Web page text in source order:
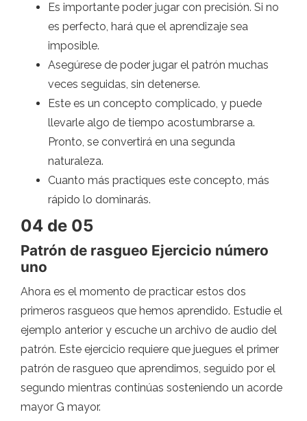
Es importante poder jugar con precisión. Si no
es perfecto, hará que el aprendizaje sea
imposible.
Asegúrese de poder jugar el patrón muchas
veces seguidas, sin detenerse.
Este es un concepto complicado, y puede
llevarle algo de tiempo acostumbrarse a.
Pronto, se convertirá en una segunda
naturaleza.
Cuanto más practiques este concepto, más
rápido lo dominarás.
04 de 05
Patrón de rasgueo Ejercicio número
uno
Ahora es el momento de practicar estos dos
primeros rasgueos que hemos aprendido. Estudie el
ejemplo anterior y escuche un archivo de audio del
patrón. Este ejercicio requiere que juegues el primer
patrón de rasgueo que aprendimos, seguido por el
segundo mientras continúas sosteniendo un acorde
mayor G mayor.